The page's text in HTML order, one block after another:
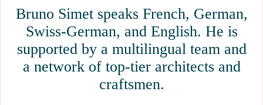
Bruno Simet speaks French, German,
Swiss-German, and English. He is
supported by a multilingual team and
a network of top-tier architects and
craftsmen.